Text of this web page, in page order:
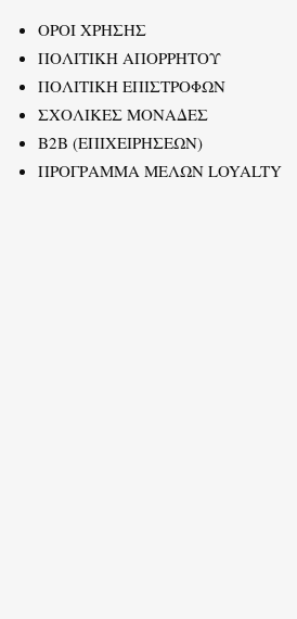
ΟΡΟΙ ΧΡΗΣΗΣ
ΠΟΛΙΤΙΚΗ ΑΠΟΡΡΗΤΟΥ
ΠΟΛΙΤΙΚΗ ΕΠΙΣΤΡΟΦΩΝ
ΣΧΟΛΙΚΕΣ ΜΟΝΑΔΕΣ
B2B (ΕΠΙΧΕΙΡΗΣΕΩΝ)
ΠΡΟΓΡΑΜΜΑ ΜΕΛΩΝ LOYALTY